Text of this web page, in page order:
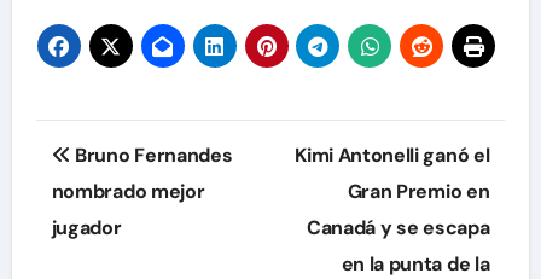
Navegación
de
entradas
Bruno Fernandes
nombrado mejor
jugador
Kimi Antonelli ganó el
Gran Premio en
Canadá y se escapa
en la punta de la